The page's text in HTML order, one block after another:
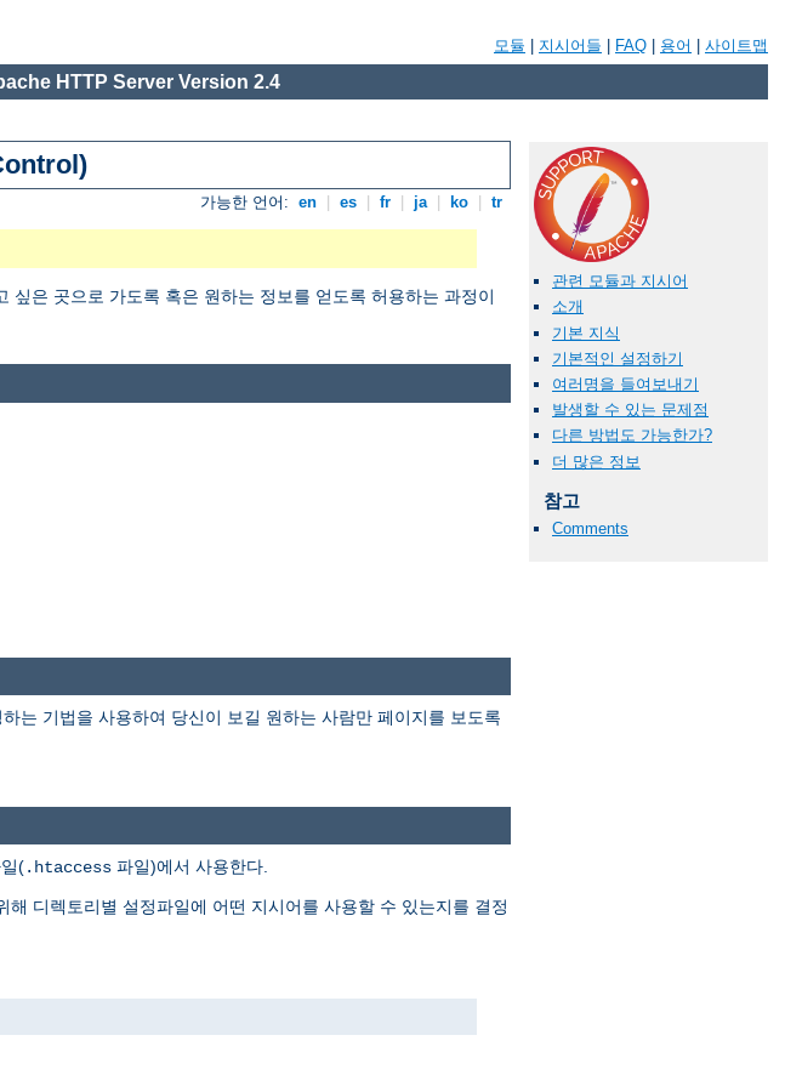
모듈 지시어들 FAQ 용어 사이트맵
HTTP Server Version 2.4
가능한 언어: en es fr ja ko tr
은 곳으로 가도록 혹은 원하는 정보를 얻도록 허용하는 과정이
관련 모듈과 지시어
소개
기본 지식
기본적인 설정하기
여러명을 들여보내기
발생할 수 있는 문제점
다른 방법도 가능한가?
더 많은 정보
참고
Comments
는 기법을 사용하여 당신이 보길 원하는 사람만 페이지를 보도록
(.htaccess 파일)에서 사용한다.
디렉토리별 설정파일에 어떤 지시어를 사용할 수 있는지를 결정